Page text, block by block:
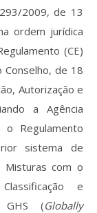
2009, de 13
ordem jurídica
(CE)
de 18
Autorização e
a Agência
o Regulamento
sistema de
Misturas com o
e
GHS (Globally